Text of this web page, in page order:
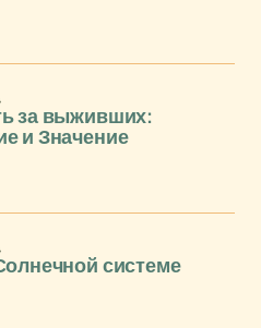
за выживших:
и Значение
системе